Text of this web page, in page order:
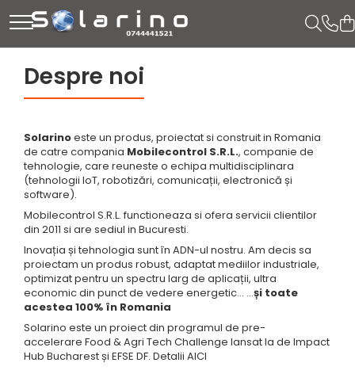
Despre noi
Solarinoeste un produs, proiectat si construit in Romania
de catre compania Mobilecontrol S.R.L., companie de
tehnologie, care reuneste o echipa multidisciplinara
(tehnologii IoT, robotizări, comunicații, electronică și
software).
Mobilecontrol S.R.L. functioneaza si ofera servicii clientilor
din 2011 si are sediul in Bucuresti.
Inovația și tehnologia sunt în ADN-ul nostru. Am decis sa
proiectam un produs robust, adaptat mediilor industriale,
optimizat pentru un spectru larg de aplicații, ultra
economic din punct de vedere energetic… …și toate
acestea 100% în Romania
Solarino este un proiect din programul de pre-
accelerare Food & Agri Tech Challenge lansat la de Impact
Hub Bucharest și EFSE DF. Detalii AICI